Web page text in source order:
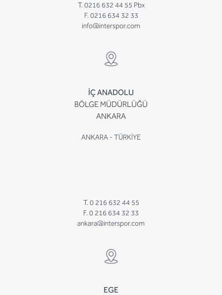
T. 0216 632 44 55 Pbx
F. 0216 634 32 33
info@interspor.com
İÇ ANADOLU
BÖLGE MÜDÜRLÜĞÜ
ANKARA
ANKARA - TÜRKİYE
T. 0 216 632 44 55
F. 0 216 634 32 33
ankara@interspor.com
EGE